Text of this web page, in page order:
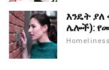
እንዴት ያለ
ሌሎች):
Homeliness